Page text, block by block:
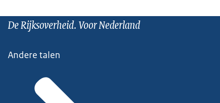
De Rijksoverheid. Voor Nederland
Andere talen